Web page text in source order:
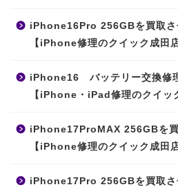
iPhone16Pro 256GBを買取
【iPhone修理のクイック成田店
iPhone16 バッテリー交換修
【iPhone・iPad修理のクイッ
iPhone17ProMAX 256GBを
【iPhone修理のクイック成田店
iPhone17Pro 256GBを買取